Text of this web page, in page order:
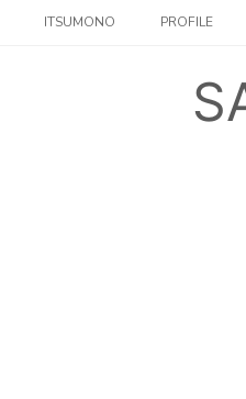
ITSUMONO PROFILE